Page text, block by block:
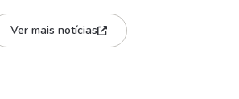
Ver mais notícias